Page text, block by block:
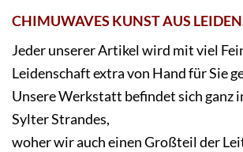
CHIMUWAVES KUNST AUS
Jeder unserer Artikel wird mit viel
Leidenschaft extra von Hand für Sie
Unsere Werkstatt befindet sich ganz
Sylter Strandes,
woher wir auch einen Großteil der